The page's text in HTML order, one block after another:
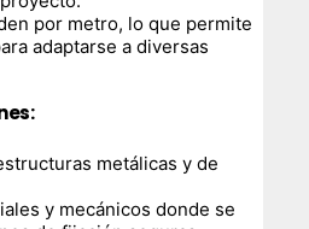
por metro, lo que permite
adaptarse a diversas
:
metálicas y de
y mecánicos donde se